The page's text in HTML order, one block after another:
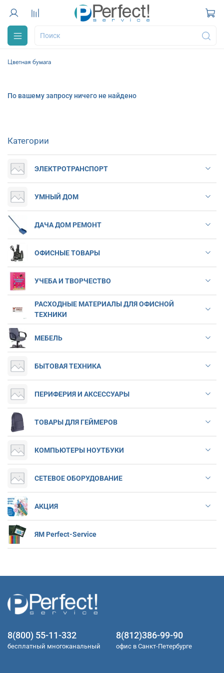
Цветная бумага
По вашему запросу ничего не найдено
Категории
ЭЛЕКТРОТРАНСПОРТ
УМНЫЙ ДОМ
ДАЧА ДОМ РЕМОНТ
ОФИСНЫЕ ТОВАРЫ
УЧЕБА И ТВОРЧЕСТВО
РАСХОДНЫЕ МАТЕРИАЛЫ ДЛЯ ОФИСНОЙ
ТЕХНИКИ
МЕБЕЛЬ
БЫТОВАЯ ТЕХНИКА
ПЕРИФЕРИЯ И АКСЕССУАРЫ
ТОВАРЫ ДЛЯ ГЕЙМЕРОВ
КОМПЬЮТЕРЫ НОУТБУКИ
СЕТЕВОЕ ОБОРУДОВАНИЕ
АКЦИЯ
ЯМ Perfect-Service
8(800) 55-11-332
бесплатный многоканальный
8(812)386-99-90
офис в Санкт-Петербурге